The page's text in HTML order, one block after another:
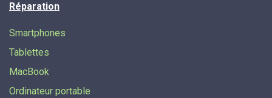
Réparation
Smartphones
Tablettes
MacBook
Ordinateur portable